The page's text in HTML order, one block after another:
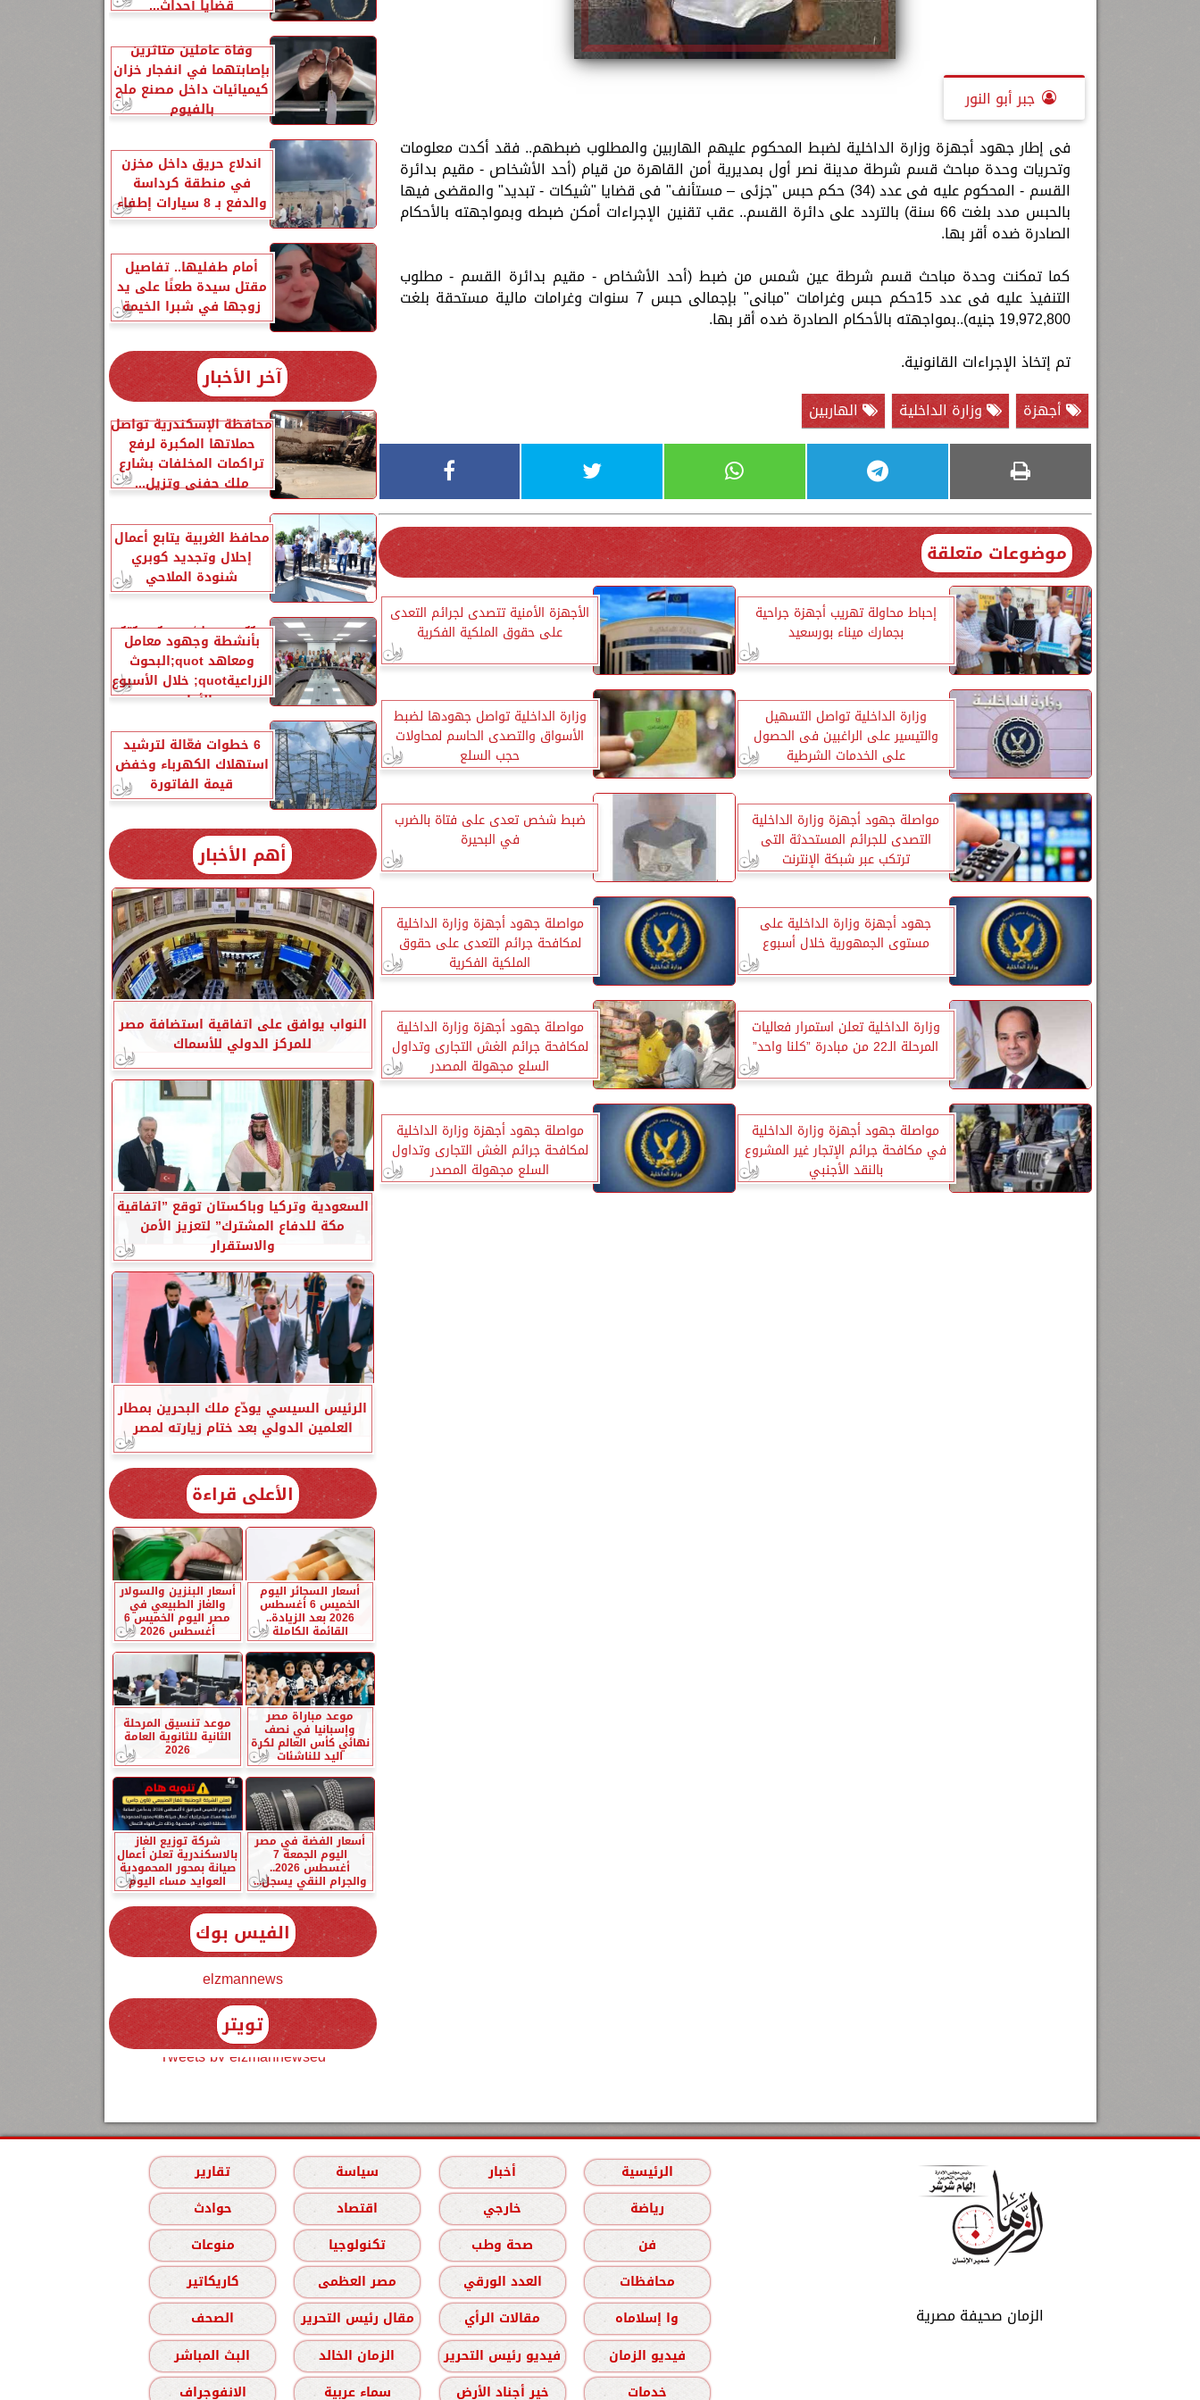
جبر أبو النور
فى إطار جهود أجهزة وزارة الداخلية لضبط المحكوم عليهم الهاربين والمطلوب ضبطهم.. فقد أكدت معلومات
وتحريات وحدة مباحث قسم شرطة مدينة نصر أول بمديرية أمن القاهرة من قيام (أحد الأشخاص - مقيم بدائرة
القسم - المحكوم عليه فى عدد (34) حكم حبس "جزئى – مستأنف" فى قضايا "شيكات - تبديد" والمقضى فيها
بالحبس مدد بلغت 66 سنة) بالتردد على دائرة القسم.. عقب تقنين الإجراءات أمكن ضبطه وبمواجهته بالأحكام
الصادرة ضده أقر بها.
كما تمكنت وحدة مباحث قسم شرطة عين شمس من ضبط (أحد الأشخاص - مقيم بدائرة القسم - مطلوب
التنفيذ عليه فى عدد 15حكم حبس وغرامات "مبانى" بإجمالى حبس 7 سنوات وغرامات مالية مستحقة بلغت
19,972,800 جنيه)..بمواجهته بالأحكام الصادرة ضده أقر بها.
تم إتخاذ الإجراءات القانونية.
أجهزة
وزارة الداخلية الهاربين
موضوعات متعلقة
إحباط محاولة تهريب أجهزة جراحية
بجمارك ميناء بورسعيد
الأجهزة الأمنية تتصدى لجرائم التعدى
على حقوق الملكية الفكرية
وزارة الداخلية تواصل التسهيل
والتيسير على الراغبين فى الحصول
على الخدمات الشرطية
وزارة الداخلية تواصل جهودها لضبط
الأسواق والتصدى الحاسم لمحاولات
حجب السلع
مواصلة جهود أجهزة وزارة الداخلية
التصدى للجرائم المستحدثة التى
ترتكب عبر شبكة الإنترنت
ضبط شخص تعدى على فتاة بالضرب
في البحيرة
جهود أجهزة وزارة الداخلية على
مستوى الجمهورية خلال أسبوع
مواصلة جهود أجهزة وزارة الداخلية
لمكافحة جرائم التعدى على حقوق
الملكية الفكرية
وزارة الداخلية تعلن استمرار فعاليات
المرحلة الـ22 من مبادرة ”كلنا واحد”
مواصلة جهود أجهزة وزارة الداخلية
لمكافحة جرائم الغش التجارى وتداول
السلع مجهولة المصدر
مواصلة جهود أجهزة وزارة الداخلية
في مكافحة جرائم الإتجار غير المشروع
بالنقد الأجنبي
مواصلة جهود أجهزة وزارة الداخلية
لمكافحة جرائم الغش التجارى وتداول
السلع مجهولة المصدر
قضايا أحداث...
وفاة عاملين متأثرين
بإصابتهما في انفجار خزان
كيميائيات داخل مصنع ملح
بالفيوم
اندلاع حريق داخل مخزن
في منطقة كرداسة
والدفع بـ 8 سيارات إطفاء
أمام طفليها.. تفاصيل
مقتل سيدة طعنًا على يد
زوجها في شبرا الخيمة
آخر الأخبار
محافظة الإسكندرية تواصل
حملاتها المكبرة لرفع
تراكمات المخلفات بشارع
ملك حفني وتزيل...
محافظ الغربية يتابع أعمال
إحلال وتجديد كوبري
شنودة الملاحي
الزراعةquot; تنشر تقريرًا
بأنشطة وجهود معامل
ومعاهد quot;البحوث
الزراعيةquot; خلال الأسبوع
الأول...
6 خطوات فعّالة لترشيد
استهلاك الكهرباء وخفض
قيمة الفاتورة
أهم الأخبار
النواب يوافق على اتفاقية استضافة مصر
للمركز الدولي للأسماك
السعودية وتركيا وباكستان توقع ”اتفاقية
مكة للدفاع المشترك” لتعزيز الأمن
والاستقرار
الرئيس السيسي يودّع ملك البحرين بمطار
العلمين الدولي بعد ختام زيارته لمصر
الأعلى قراءة
أسعار السجائر اليوم
الخميس 6 أغسطس
2026 بعد الزيادة..
القائمة الكاملة
أسعار البنزين والسولار
والغاز الطبيعي في
مصر اليوم الخميس 6
أغسطس 2026
موعد مباراة مصر
وإسبانيا في نصف
نهائي كأس العالم لكرة
اليد للناشئات
موعد تنسيق المرحلة
الثانية للثانوية العامة
2026
أسعار الفضة في مصر
اليوم الجمعة 7
أغسطس 2026..
والجرام النقي يسجل...
شركة توزيع الغاز
بالاسكندرية تعلن أعمال
صيانة بمحور المحمودية
العوايد مساء اليوم
الفيس بوك
elzmannews
تويتر
Tweets by elzmannewseg
الزمان صحيفة مصرية
الرئيسية أخبار سياسة
تقارير
رياضة
خارجي اقتصاد
حوادث
فن
صحة وطب تكنولوجيا
منوعات
محافظات
العدد الورقي مصر العظمى
كاريكاتير
وا إسلاماه
مقالات الرأي مقال رئيس التحرير
الصحف
فيديو الزمان
فيديو رئيس التحرير الزمان الخالد
البث المباشر
خدمات
خير أجناد الأرض سماء عربية الانفوجراف